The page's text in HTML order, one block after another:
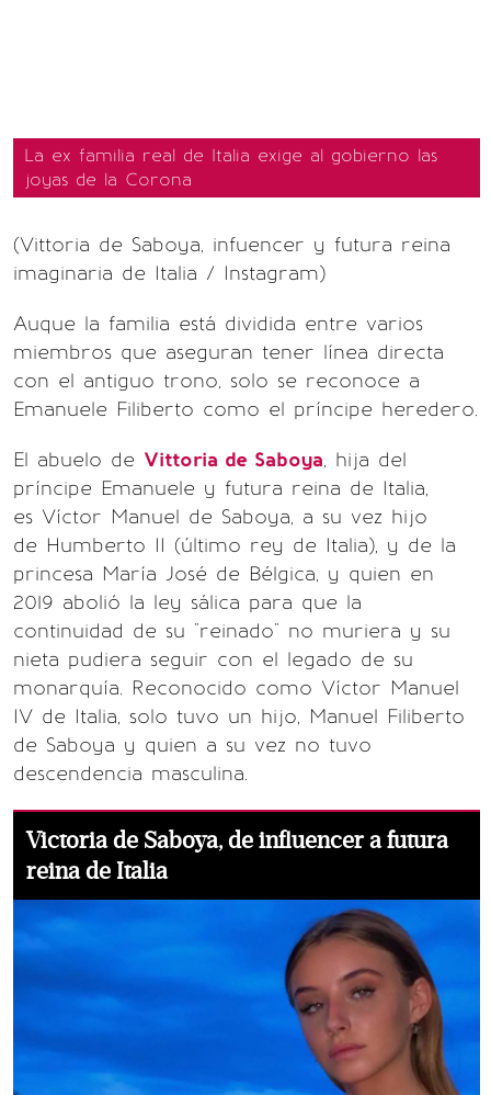
La ex familia real de Italia exige al gobierno las
joyas de la Corona
(Vittoria de Saboya, infuencer y futura reina
imaginaria de Italia / Instagram)
Auque la familia está dividida entre varios
miembros que aseguran tener línea directa
con el antiguo trono, solo se reconoce a
Emanuele Filiberto como el príncipe heredero.
El abuelo de Vittoria de Saboya, hija del
príncipe Emanuele y futura reina de Italia,
es Víctor Manuel de Saboya, a su vez hijo
de Humberto II (último rey de Italia), y de la
princesa María José de Bélgica, y quien en
2019 abolió la ley sálica para que la
continuidad de su "reinado" no muriera y su
nieta pudiera seguir con el legado de su
monarquía. Reconocido como Víctor Manuel
IV de Italia, solo tuvo un hijo, Manuel Filiberto
de Saboya y quien a su vez no tuvo
descendencia masculina.
Victoria de Saboya, de influencer a futura
reina de Italia